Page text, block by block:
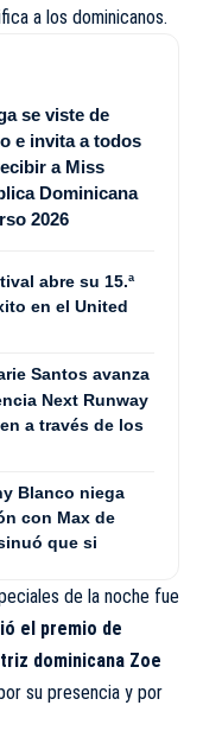
a los dominicanos.
se viste de
e invita a todos
a Miss
Dominicana
2026
abre su 15.ª
en el United
Santos avanza
Next Runway
a través de los
Blanco niega
con Max de
que si
de la noche fue
el premio de
dominicana Zoe
su presencia y por